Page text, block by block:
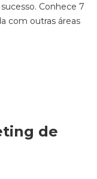
Conhece 7
com outras áreas
de